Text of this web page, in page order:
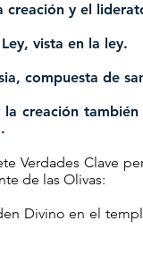
y el
vista en la ley.
compuesta de
también
Verdades Clave
de las Olivas:
Divino en el